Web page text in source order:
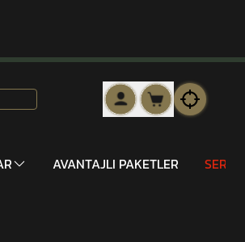
AVANTAJLI PAKETLER SERİ